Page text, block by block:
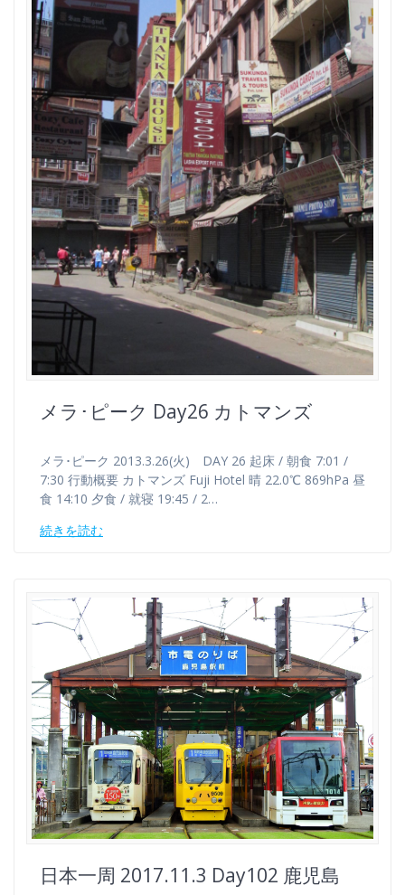
メラ･ピーク Day26 カトマンズ
メラ･ピーク 2013.3.26(火) DAY 26 起床 / 朝食 7:01 /
7:30 行動概要 カトマンズ Fuji Hotel 晴 22.0℃ 869hPa 昼
食 14:10 夕食 / 就寝 19:45 / 2…
続きを読む
日本一周 2017.11.3 Day102 鹿児島